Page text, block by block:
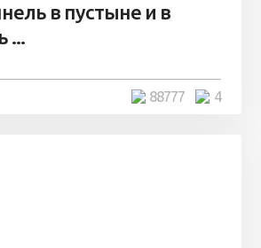
в пустыне и в
...
4
88777